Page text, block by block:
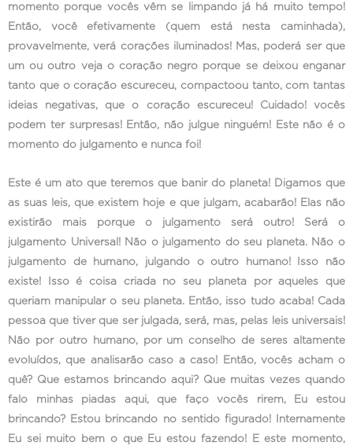
momento porque vocês vêm se limpando já há muito tempo!
Então, você efetivamente (quem está nesta caminhada),
provavelmente, verá corações iluminados! Mas, poderá ser que
um ou outro veja o coração negro porque se deixou enganar
tanto que o coração escureceu, compactoou tanto, com tantas
ideias negativas, que o coração escureceu! Cuidado! vocês
podem ter surpresas! Então, não julgue ninguém! Este não é o
momento do julgamento e nunca foi!
Este é um ato que teremos que banir do planeta! Digamos que
as suas leis, que existem hoje e que julgam, acabarão! Elas não
existirão mais porque o julgamento será outro! Será o
julgamento Universal! Não o julgamento do seu planeta. Não o
julgamento de humano, julgando o outro humano! Isso não
existe! Isso é coisa criada no seu planeta por aqueles que
queriam manipular o seu planeta. Então, isso tudo acaba! Cada
pessoa que tiver que ser julgada, será, mas, pelas leis universais!
Não por outro humano, por um conselho de seres altamente
evoluídos, que analisarão caso a caso! Então, vocês acham o
quê? Que estamos brincando aqui? Que muitas vezes quando
falo minhas piadas aqui, que faço vocês rirem, Eu estou
brincando? Estou brincando no sentido figurado! Internamente
Eu sei muito bem o que Eu estou fazendo! E este momento,